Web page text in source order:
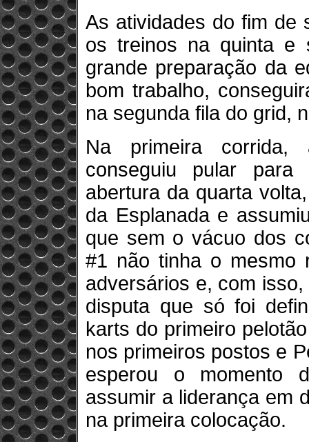
As atividades do fim de
os treinos na quinta e
grande preparação da
bom trabalho,
na segunda fila do grid,
Na primeira
conseguiu pular
abertura da quarta
da Esplanada e
que sem o vácuo dos
#1 não tinha o mesmo
adversários e, com
disputa que só foi
karts do primeiro
nos primeiros postos e
esperou o momento
assumir a liderança em
na primeira colocação.